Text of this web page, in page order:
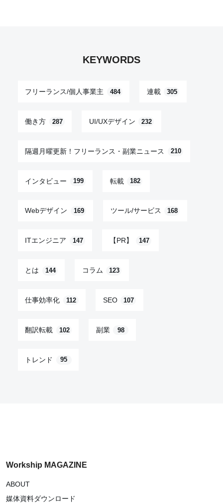
KEYWORDS
フリーランス/個人事業主 484 連載 305
働き方 287 UI/UXデザイン 232
隔週月曜更新！フリーランス・副業ニュース 210
インタビュー 199 転載 182
Webデザイン 169 ツール/サービス 168
ITエンジニア 147 【PR】 147
とは 144 コラム 123
仕事効率化 112 SEO 107
翻訳転載 102 副業 98
トレンド 95
Workship MAGAZINE
ABOUT
媒体資料ダウンロード